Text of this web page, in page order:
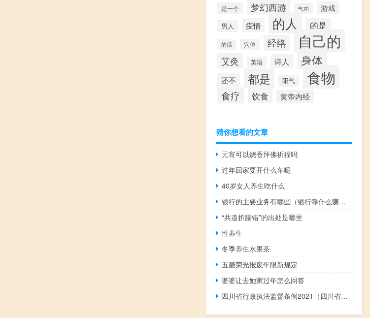
是一个 梦幻西游 气功 游戏
男人 疫情 的人 的是
的话 穴位 经络 自己的
艾灸 英语 诗人 身体
还不 都是 阳气 食物
食疗 饮食 黄帝内经
猜你想看的文章
元宵可以烧香拜佛祈福吗
过年回家要开什么车呢
40岁女人养生吃什么
银行的主要业务有哪些（银行靠什么赚钱）
“共道折腰错”的出处是哪里
性养生
冬季养生水果茶
五菱荣光报废年限新规定
婆婆让去她家过年怎么回答
四川省行政执法监督条例2021（四川省行政执法监督条例）